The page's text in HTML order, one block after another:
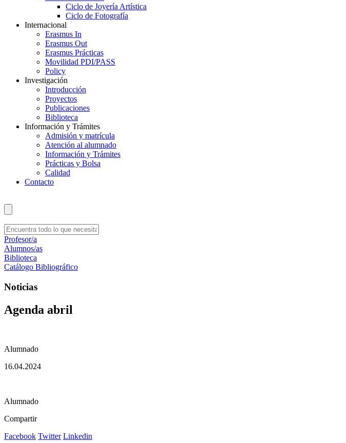
Ciclo de Joyería Artística
Ciclo de Fotografía
Internacional
Erasmus In
Erasmus Out
Erasmus Prácticas
Movilidad PDI/PASS
Policy
Investigación
Introducción
Proyectos
Publicaciones
Biblioteca
Información y Trámites
Admisión y matrícula
Atención al alumnado
Información y Trámites
Prácticas y Bolsa
Calidad
Contacto
Profesor/a
Alumnos/as
Biblioteca
Catálogo Bibliográfico
Noticias
Agenda abril
Alumnado
16.04.2024
Alumnado
Compartir
Facebook Twitter Linkedin